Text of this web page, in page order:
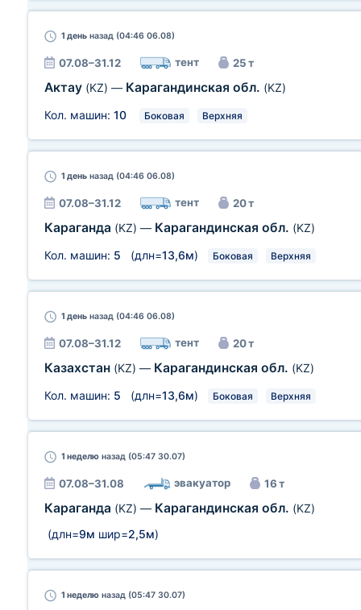
1 день назад (04:46 06.08)
07.08–31.12 тент 25 т
Актау (KZ) — Карагандинская обл. (KZ)
Кол. машин: 10 Боковая Верхняя
1 день назад (04:46 06.08)
07.08–31.12 тент 20 т
Караганда (KZ) — Карагандинская обл. (KZ)
Кол. машин: 5 (длн=13,6м) Боковая Верхняя
1 день назад (04:46 06.08)
07.08–31.12 тент 20 т
Казахстан (KZ) — Карагандинская обл. (KZ)
Кол. машин: 5 (длн=13,6м) Боковая Верхняя
1 неделю назад (05:47 30.07)
07.08–31.08 эвакуатор 16 т
Караганда (KZ) — Карагандинская обл. (KZ)
(длн=9м шир=2,5м)
1 неделю назад (05:47 30.07)